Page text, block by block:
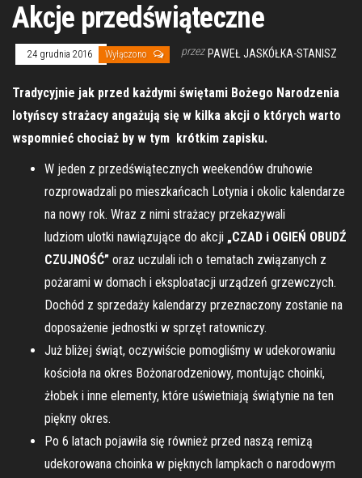
Akcje przedświąteczne
24 grudnia 2016 Wyłączono przez PAWEŁ JASKÓŁKA-STANISZ
Tradycyjnie jak przed każdymi świętami Bożego Narodzenia
lotyńscy strażacy angażują się w kilka akcji o których warto
wspomnieć chociaż by w tym krótkim zapisku.
W jeden z przedświątecznych weekendów druhowie
rozprowadzali po mieszkańcach Lotynia i okolic kalendarze
na nowy rok. Wraz z nimi strażacy przekazywali
ludziom ulotki nawiązujące do akcji „CZAD i OGIEŃ OBUDŹ
CZUJNOŚĆ” oraz uczulali ich o tematach związanych z
pożarami w domach i eksploatacji urządzeń grzewczych.
Dochód z sprzedaży kalendarzy przeznaczony zostanie na
doposażenie jednostki w sprzęt ratowniczy.
Już bliżej świąt, oczywiście pomogliśmy w udekorowaniu
kościoła na okres Bożonarodzeniowy, montując choinki,
żłobek i inne elementy, które uświetniają świątynie na ten
piękny okres.
Po 6 latach pojawiła się również przed naszą remizą
udekorowana choinka w pięknych lampkach o narodowym